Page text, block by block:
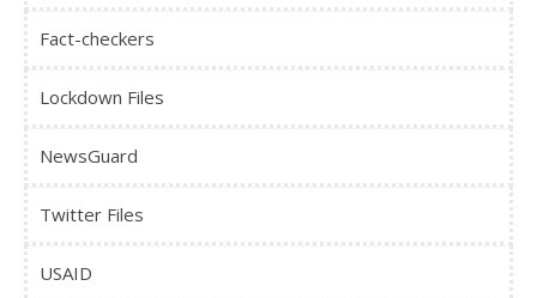
Fact-checkers
Lockdown Files
NewsGuard
Twitter Files
USAID